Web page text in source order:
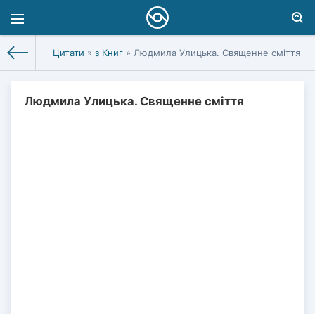
Цитати » з Книг » Людмила Улицька. Священне сміття
Людмила Улицька. Священне сміття